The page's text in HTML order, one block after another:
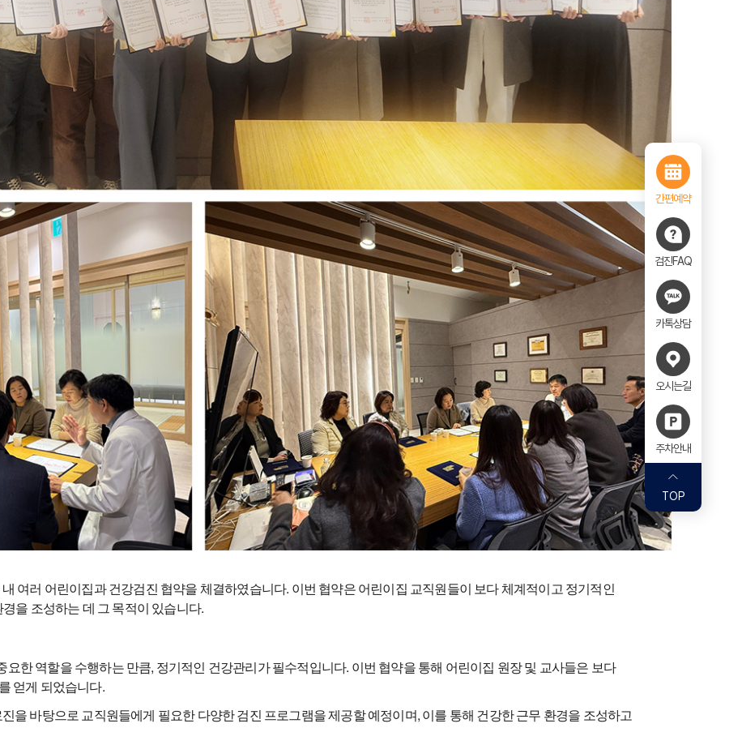
간편예약
검진FAQ
카톡상담
오시는길
주차안내
TOP
여러 어린이집과 건강검진 협약을 체결하였습니다. 이번 협약은 어린이집 교직원들이 보다 체계적이고 정기적인
을 조성하는 데 그 목적이 있습니다.
한 역할을 수행하는 만큼, 정기적인 건강관리가 필수적입니다. 이번 협약을 통해 어린이집 원장 및 교사들은 보다
얻게 되었습니다.
을 바탕으로 교직원들에게 필요한 다양한 검진 프로그램을 제공할 예정이며, 이를 통해 건강한 근무 환경을 조성하고